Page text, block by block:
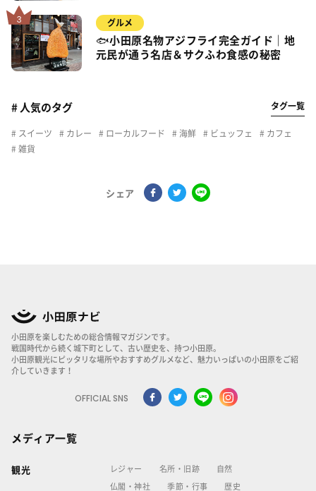
グルメ
🐟小田原名物アジフライ完全ガイド｜地
元民が通う名店＆サクふわ食感の秘密
# 人気のタグ タグ一覧
スイーツ カレー ローカルフード 海鮮 ビュッフェ
カフェ
雑貨
シェア
小田原を楽しむための総合情報マガジンです。
戦国時代から続く城下町として、古い歴史を、持つ小田原。
小田原観光にピッタリな場所やおすすめグルメなど、魅力いっぱいの小田原をご紹
介していきます！
OFFICIAL SNS
メディア一覧
観光 レジャー 名所・旧跡 自然
仏閣・神社 季節・行事 歴史